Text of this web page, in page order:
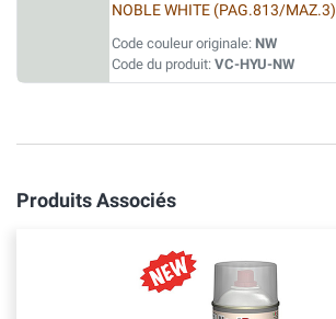
NOBLE WHITE (PAG.813/MAZ.3)
Code couleur originale: NW
Code du produit: VC-HYU-NW
Produits Associés